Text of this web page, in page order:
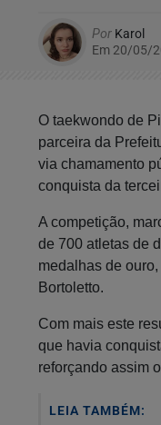
Por Karol
Em 20/05/
O taekwondo de
parceira da
via chamamento
conquista da
A competição,
de 700 atletas de
medalhas de
Bortoletto.
Com mais este
que havia
reforçando assim
LEIA TAMBÉM: